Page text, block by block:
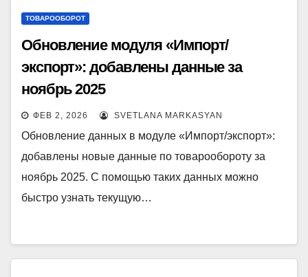
ТОВАРООБОРОТ
Обновление модуля «Импорт/
экспорт»: добавлены данные за
ноябрь 2025
ФЕВ 2, 2026 SVETLANA MARKASYAN
Обновление данных в модуле «Импорт/экспорт»:
добавлены новые данные по товарообороту за
ноябрь 2025. С помощью таких данных можно
быстро узнать текущую…